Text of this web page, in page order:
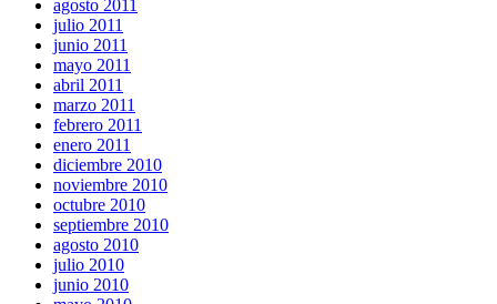
agosto 2011
julio 2011
junio 2011
mayo 2011
abril 2011
marzo 2011
febrero 2011
enero 2011
diciembre 2010
noviembre 2010
octubre 2010
septiembre 2010
agosto 2010
julio 2010
junio 2010